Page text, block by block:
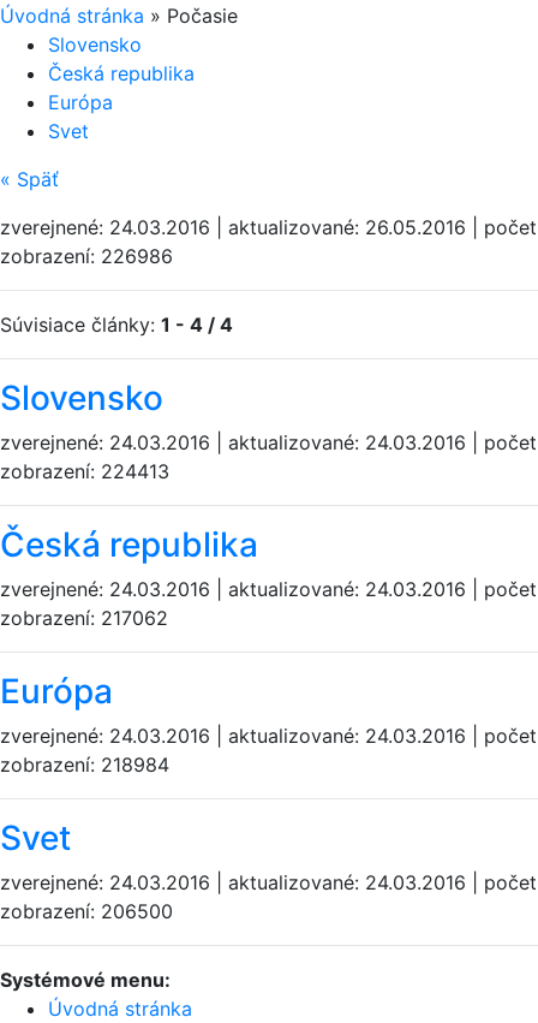
Úvodná stránka » Počasie
Slovensko
Česká republika
Európa
Svet
« Späť
zverejnené: 24.03.2016 | aktualizované: 26.05.2016 | počet
zobrazení: 226986
Súvisiace články: 1 - 4 / 4
Slovensko
zverejnené: 24.03.2016 | aktualizované: 24.03.2016 | počet
zobrazení: 224413
Česká republika
zverejnené: 24.03.2016 | aktualizované: 24.03.2016 | počet
zobrazení: 217062
Európa
zverejnené: 24.03.2016 | aktualizované: 24.03.2016 | počet
zobrazení: 218984
Svet
zverejnené: 24.03.2016 | aktualizované: 24.03.2016 | počet
zobrazení: 206500
Systémové menu:
Úvodná stránka